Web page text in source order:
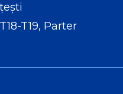
T19, Parter